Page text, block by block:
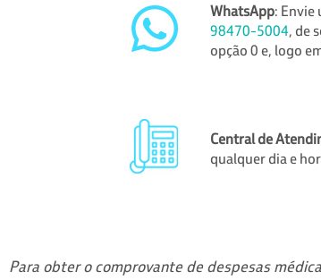
WhatsApp: Envie
98470-5004, de
opção 0 e, logo
Central de
qualquer dia e
Para obter o comprovante de despesas